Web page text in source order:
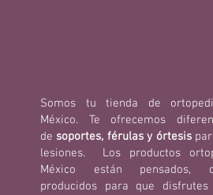
Somos tu tienda de
México. Te ofrecemos
de soportes, férulas y órtesis
lesiones. Los productos
México están pensados,
producidos para que